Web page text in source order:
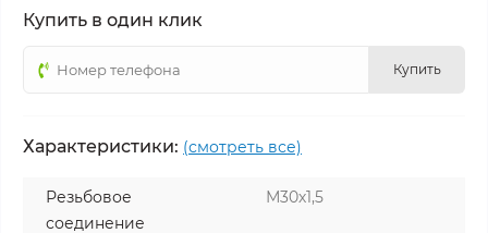
Купить в один клик
Купить
Характеристики: (смотреть все)
Резьбовое
соединение
М30х1,5